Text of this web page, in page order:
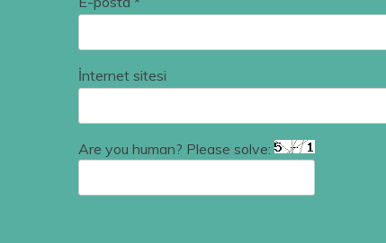
İnternet sitesi
Are you human? Please solve: